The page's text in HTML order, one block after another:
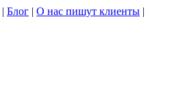
| Блог | О нас пишут клиенты |